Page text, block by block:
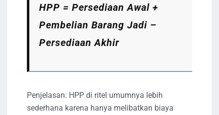
HPP = Persediaan Awal +
Pembelian Barang Jadi –
Persediaan Akhir
Penjelasan: HPP di ritel umumnya lebih
sederhana karena hanya melibatkan biaya